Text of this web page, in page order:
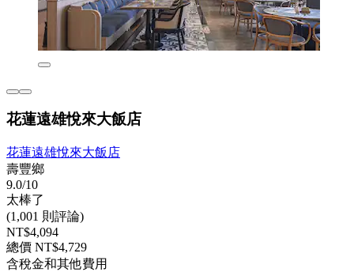
花蓮遠雄悅來大飯店
花蓮遠雄悅來大飯店
壽豐鄉
9.0/10
太棒了
(1,001 則評論)
NT$4,094
總價 NT$4,729
含稅金和其他費用